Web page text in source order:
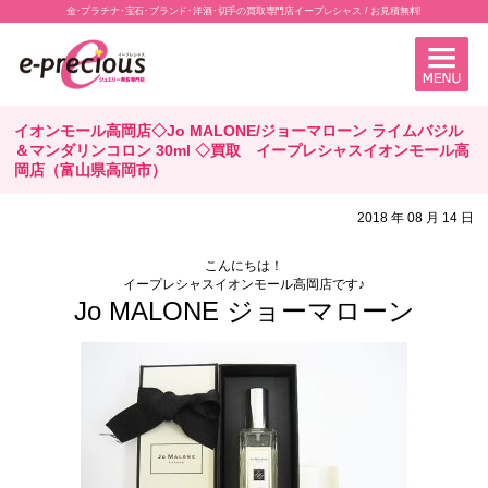
金･プラチナ･宝石･ブランド･洋酒･切手の買取専門店イープレシャス / お見積無料!
イオンモール高岡店◇Jo MALONE/ジョーマローン ライムバジル
＆マンダリンコロン 30ml ◇買取 イープレシャスイオンモール高
岡店（富山県高岡市）
2018 年 08 月 14 日
こんにちは！
イープレシャスイオンモール高岡店です♪
Jo MALONE ジョーマローン